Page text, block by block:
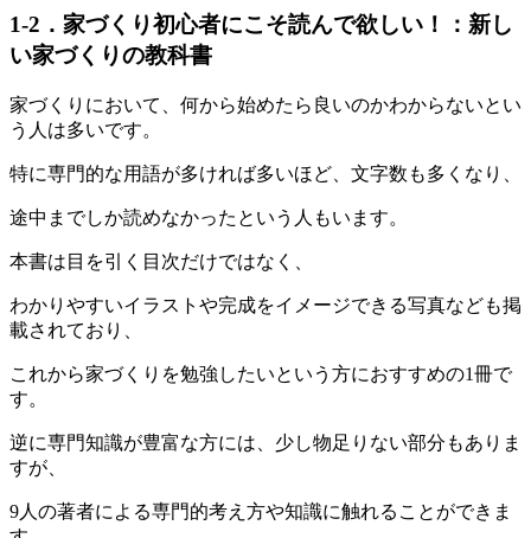
1-2．家づくり初心者にこそ読んで欲しい！：新し
い家づくりの教科書
家づくりにおいて、何から始めたら良いのかわからないとい
う人は多いです。
特に専門的な用語が多ければ多いほど、文字数も多くなり、
途中までしか読めなかったという人もいます。
本書は目を引く目次だけではなく、
わかりやすいイラストや完成をイメージできる写真なども掲
載されており、
これから家づくりを勉強したいという方におすすめの1冊で
す。
逆に専門知識が豊富な方には、少し物足りない部分もありま
すが、
9人の著者による専門的考え方や知識に触れることができま